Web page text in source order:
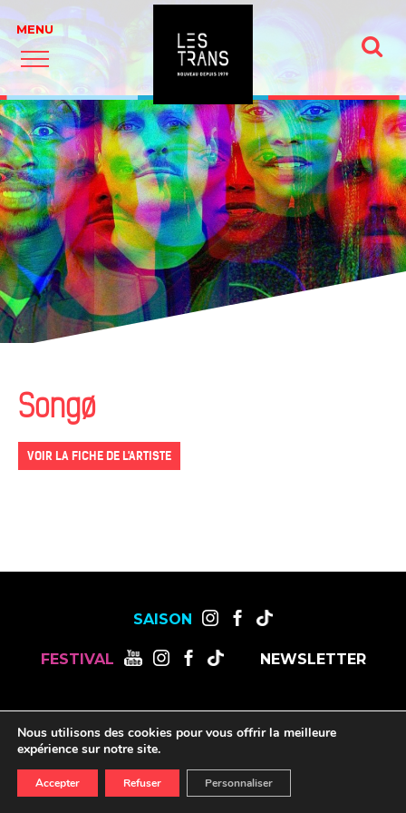
Songø
VOIR LA FICHE DE L'ARTISTE
SAISON
FESTIVAL NEWSLETTER
RESSOURCES
Nous utilisons des cookies pour vous offrir la meilleure
expérience sur notre site.
Accepter Refuser Personnaliser